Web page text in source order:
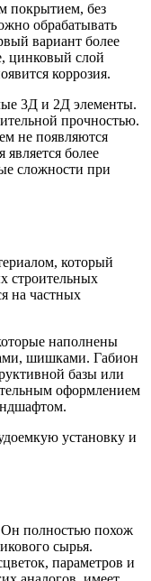
покрытием, без
обрабатывать
вариант более
цинковый слой
коррозия.
3Д и 2Д элементы.
прочностью.
не появляются
более
сложности при
который
строительных
на частных
наполнены
шишками. Габион
базы или
оформлением
установку и
Он полностью похож
сырья.
параметров и